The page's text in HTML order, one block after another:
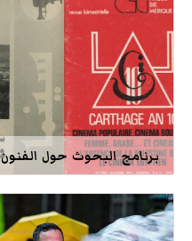
برنامج البحوث حول الفنون